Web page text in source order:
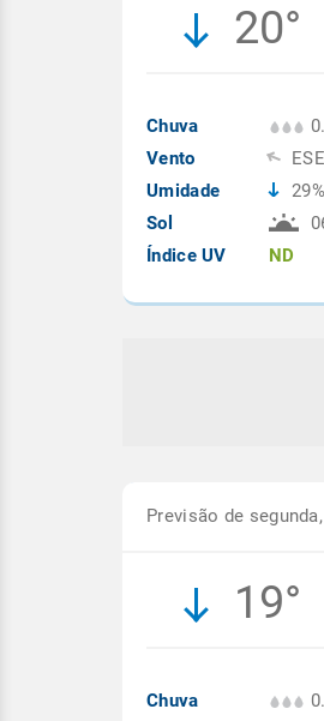
20°
Chuva
Vento
Umidade
Sol
Índice UV
ESE
29%
ND
Previsão de
19°
Chuva